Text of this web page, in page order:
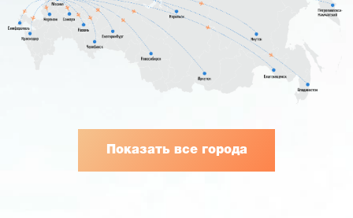
Показать все города